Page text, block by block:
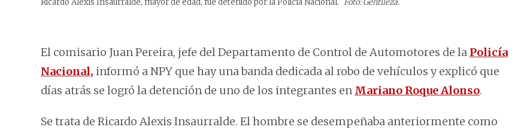
Ricardo Alexis Insaurralde, mayor de edad, fue detenido por la Policía Nacional. Foto: Gentileza.
El comisario Juan Pereira, jefe del Departamento de Control de Automotores de la Policía
Nacional, informó a NPY que hay una banda dedicada al robo de vehículos y explicó que
días atrás se logró la detención de uno de los integrantes en Mariano Roque Alonso.
Se trata de Ricardo Alexis Insaurralde. El hombre se desempeñaba anteriormente como